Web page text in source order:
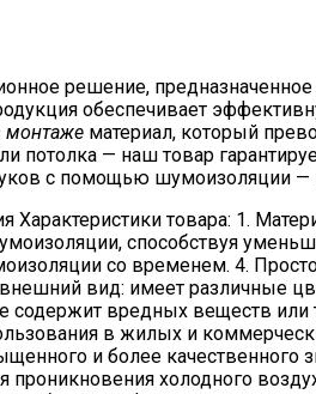
решение,
обеспечивает
монтаже материал, который
потолка — наш товар
с помощью шумоизоляции —
Характеристики товара: 1.
способствуя
со временем. 4.
внешний вид: имеет различные
содержит вредных веществ
в жилых и
и более качественного
холодного